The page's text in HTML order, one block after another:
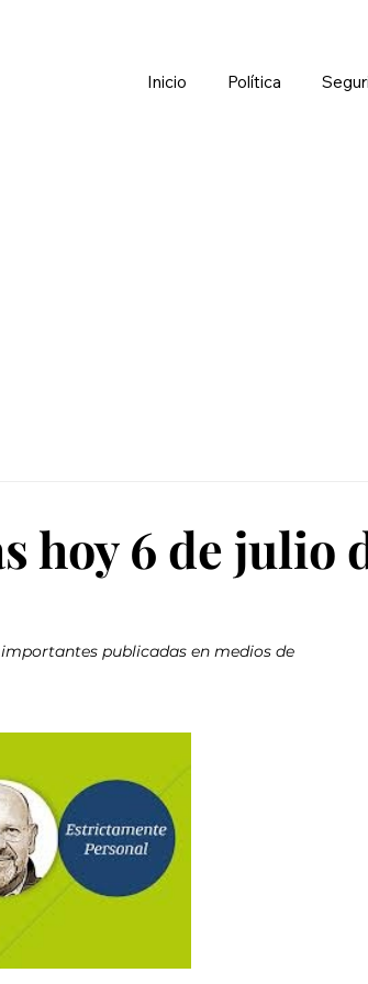
Inicio Política
hoy 6 de julio
publicadas en medios de